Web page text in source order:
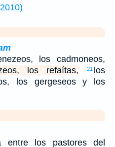
los cadmoneos,
los refaítas, 21 los
los gergeseos y los
entre los pastores del